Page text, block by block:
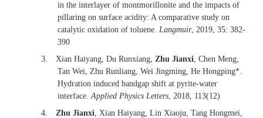
in the interlayer of montmorillonite and the impacts of
pillaring on surface acidity: A comparative study on
catalytic oxidation of toluene. Langmuir, 2019, 35: 382-
390
3.
Xian Haiyang, Du Runxiang, Zhu Jianxi, Chen Meng,
Tan Wei, Zhu Runliang, Wei Jingming, He Hongping*.
Hydration induced bandgap shift at pyrite-water
interface.Applied Physics Letters, 2018, 113(12)
4.
Zhu Jianxi, Xian Haiyang, Lin Xiaoju, Tang Hongmei,